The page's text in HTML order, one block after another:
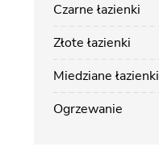
Czarne łazienki
Złote łazienki
Miedziane łazienki
Ogrzewanie